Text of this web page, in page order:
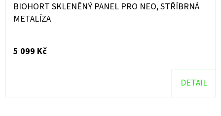
BIOHORT SKLENĚNÝ PANEL PRO NEO, STŘÍBRNÁ
METALÍZA
5 099 Kč
DETAIL